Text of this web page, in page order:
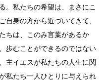
。私たちの希望は、まさにこ
自身の方から近づいてきて、
ちは、このみ言葉があるか
歩むことができるのではない
主イエスが私たちの人生に関
私たち一人ひとりに与えられ